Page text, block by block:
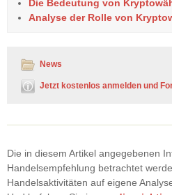
Die Bedeutung von
Analyse der Rolle von
News
Jetzt kostenlos anmelden und
Die in diesem Artikel angegebenen
Handelsempfehlung betrachtet
Handelsaktivitäten auf eigene